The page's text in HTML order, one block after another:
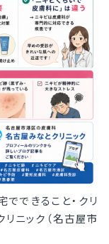
できること・クリ
ニック（名古屋市